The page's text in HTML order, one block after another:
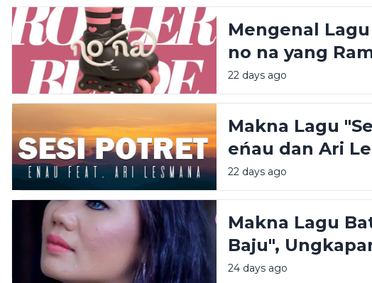
Mengenal
no na yang
22 days ago
Makna Lagu
eńau dan Ari
Sedang Viral,
yang
22 days ago
Makna Lagu
Baju",
Harapan Orang
24 days ago